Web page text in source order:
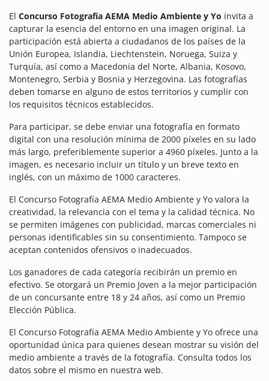
El Concurso Fotografía AEMA Medio Ambiente y Yo invita a
capturar la esencia del entorno en una imagen original. La
participación está abierta a ciudadanos de los países de la
Unión Europea, Islandia, Liechtenstein, Noruega, Suiza y
Turquía, así como a Macedonia del Norte, Albania, Kosovo,
Montenegro, Serbia y Bosnia y Herzegovina. Las fotografías
deben tomarse en alguno de estos territorios y cumplir con
los requisitos técnicos establecidos.
Para participar, se debe enviar una fotografía en formato
digital con una resolución mínima de 2000 píxeles en su lado
más largo, preferiblemente superior a 4960 píxeles. Junto a la
imagen, es necesario incluir un título y un breve texto en
inglés, con un máximo de 1000 caracteres.
El Concurso Fotografía AEMA Medio Ambiente y Yo valora la
creatividad, la relevancia con el tema y la calidad técnica. No
se permiten imágenes con publicidad, marcas comerciales ni
personas identificables sin su consentimiento. Tampoco se
aceptan contenidos ofensivos o inadecuados.
Los ganadores de cada categoría recibirán un premio en
efectivo. Se otorgará un Premio Joven a la mejor participación
de un concursante entre 18 y 24 años, así como un Premio
Elección Pública.
El Concurso Fotografía AEMA Medio Ambiente y Yo ofrece una
oportunidad única para quienes desean mostrar su visión del
medio ambiente a través de la fotografía. Consulta todos los
datos sobre el mismo en nuestra web.